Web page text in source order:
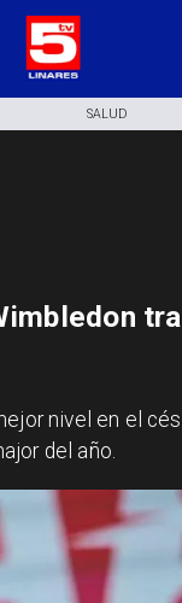
SALUD
nivel en el
del año.